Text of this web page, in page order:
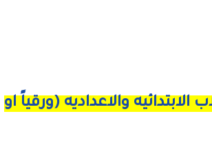
والاعداديه (ورقياً او